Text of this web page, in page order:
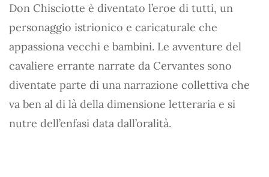
Don Chisciotte è diventato l’eroe di tutti, un
personaggio istrionico e caricaturale che
appassiona vecchi e bambini. Le avventure del
cavaliere errante narrate da Cervantes sono
diventate parte di una narrazione collettiva che
va ben al di là della dimensione letteraria e si
nutre dell’enfasi data dall’oralità.